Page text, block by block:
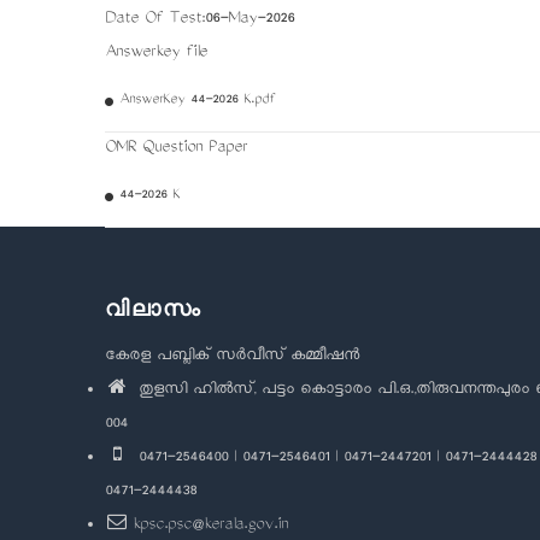
Date Of Test:06-May-2026
Answerkey file
AnswerKey 44-2026 K.pdf
OMR Question Paper
44-2026 K
വിലാസം
കേരള പബ്ലിക് സർവീസ് കമ്മീഷൻ
തുളസി ഹിൽസ്, പട്ടം കൊട്ടാരം പി.ഒ.,തിരുവനന്തപുരം
004
0471-2546400 | 0471-2546401 | 0471-2447201 | 0471-
0471-2444438
kpsc.psc@kerala.gov.in